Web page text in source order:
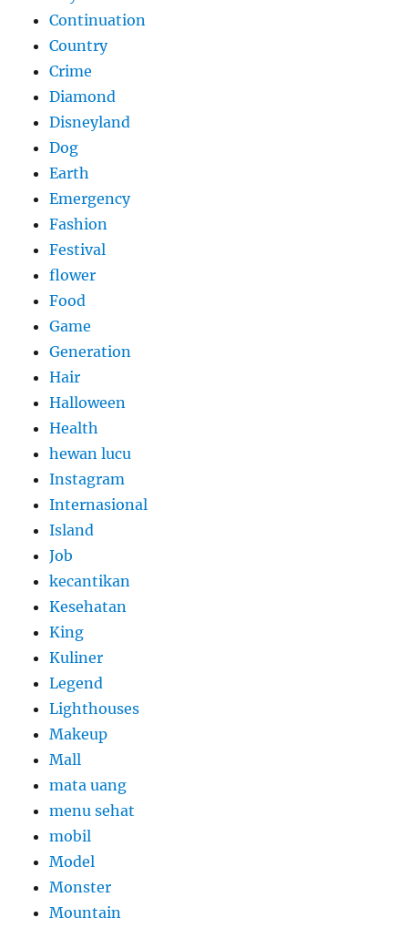
Continuation
Country
Crime
Diamond
Disneyland
Dog
Earth
Emergency
Fashion
Festival
flower
Food
Game
Generation
Hair
Halloween
Health
hewan lucu
Instagram
Internasional
Island
Job
kecantikan
Kesehatan
King
Kuliner
Legend
Lighthouses
Makeup
Mall
mata uang
menu sehat
mobil
Model
Monster
Mountain